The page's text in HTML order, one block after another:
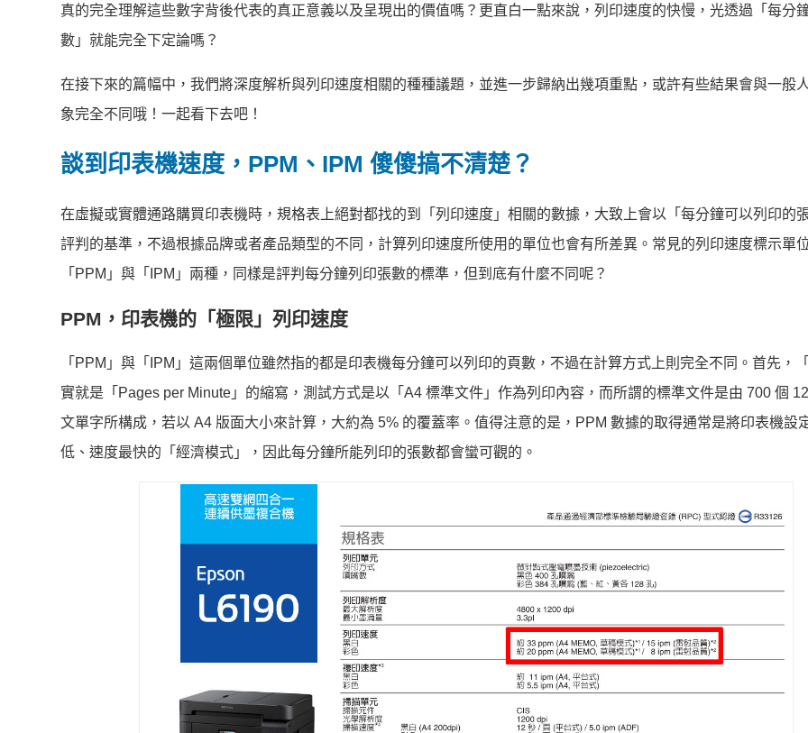
真的完全理解這些數字背後代表的真正意義以及呈現出的價值嗎？更直白一點來說，列印速度的快慢，光透過「每分
數」就能完全下定論嗎？
在接下來的篇幅中，我們將深度解析與列印速度相關的種種議題，並進一步歸納出幾項重點，或許有些結果會與一般
象完全不同哦！一起看下去吧！
談到印表機速度，PPM、IPM 傻傻搞不清楚？
在虛擬或實體通路購買印表機時，規格表上絕對都找的到「列印速度」相關的數據，大致上會以「每分鐘可以列印的
評判的基準，不過根據品牌或者產品類型的不同，計算列印速度所使用的單位也會有所差異。常見的列印速度標示單
「PPM」與「IPM」兩種，同樣是評判每分鐘列印張數的標準，但到底有什麼不同呢？
PPM，印表機的「極限」列印速度
「PPM」與「IPM」這兩個單位雖然指的都是印表機每分鐘可以列印的頁數，不過在計算方式上則完全不同。首先，
實就是「Pages per Minute」的縮寫，測試方式是以「A4 標準文件」作為列印內容，而所謂的標準文件是由 700 個
文單字所構成，若以 A4 版面大小來計算，大約為 5% 的覆蓋率。值得注意的是，PPM 數據的取得通常是將印表機設
低、速度最快的「經濟模式」，因此每分鐘所能列印的張數都會蠻可觀的。